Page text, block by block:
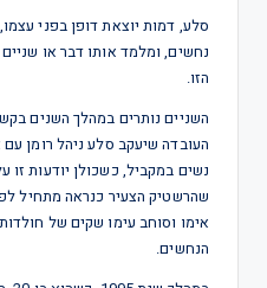
סלע, דמות יוצאת דופן בפני
נחשים, ומלמד אותו דבר או
הזו.
השניים נותרים במהלך השנים
העובדה שיעקב סלע ניהל רומן
נשים במקביל, כשכולן יודעות
שהרשטיק הצעיר כנראה מתחיל
אימו וסוחב עימו שקים של
הנחשים.